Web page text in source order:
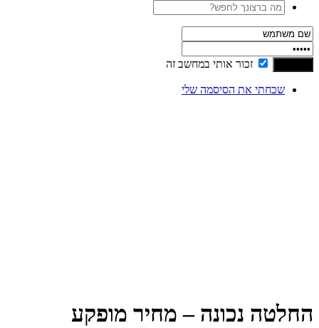
זכור אותי במחשב זה
שכחתי את הסיסמה שלי
החלטה נכונה – מחיר מופקע